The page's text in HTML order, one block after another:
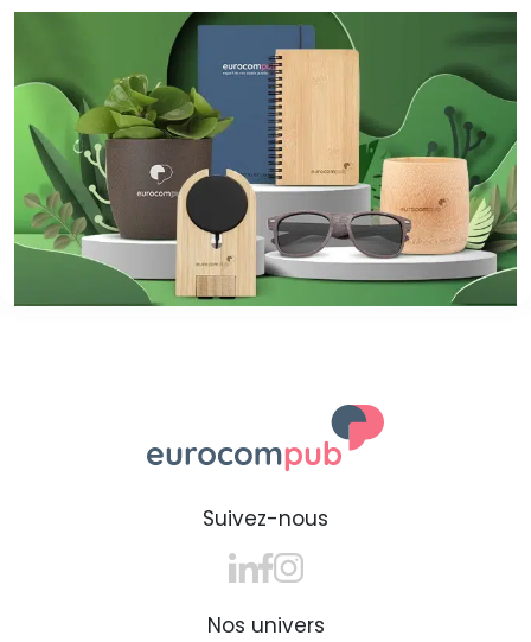
Suivez-nous
Nos univers